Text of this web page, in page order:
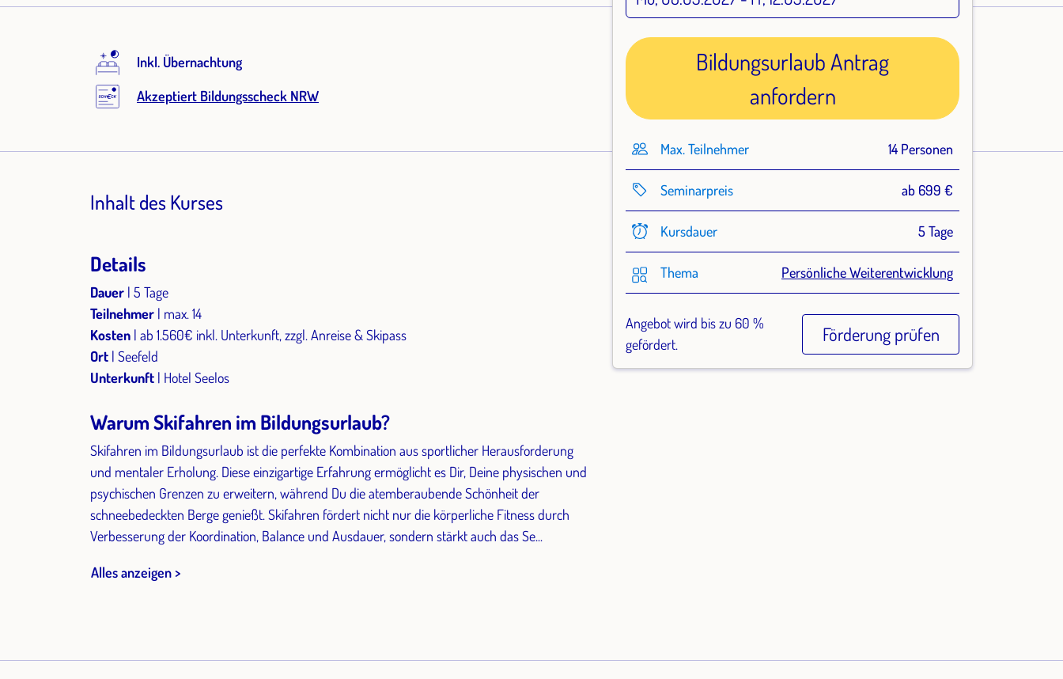
Inkl. Übernachtung
Akzeptiert Bildungsscheck NRW
Inhalt des Kurses
Details
Dauer | 5 Tage
Teilnehmer | max. 14
Kosten | ab 1.560€ inkl. Unterkunft, zzgl. Anreise & Skipass
Ort | Seefeld
Unterkunft | Hotel Seelos
Warum Skifahren im Bildungsurlaub?
Skifahren im Bildungsurlaub ist die perfekte Kombination aus sportlicher Herausforderung
und mentaler Erholung. Diese einzigartige Erfahrung ermöglicht es Dir, Deine physischen und
psychischen Grenzen zu erweitern, während Du die atemberaubende Schönheit der
schneebedeckten Berge genießt. Skifahren fördert nicht nur die körperliche Fitness durch
Verbesserung der Koordination, Balance und Ausdauer, sondern stärkt auch das Se...
Alles anzeigen >
Bildungsurlaub Antrag
anfordern
Max. Teilnehmer 14 Personen
Seminarpreis ab 699 €
Kursdauer 5 Tage
Thema Persönliche Weiterentwicklung
Angebot wird bis zu 60 %
gefördert.
Förderung prüfen